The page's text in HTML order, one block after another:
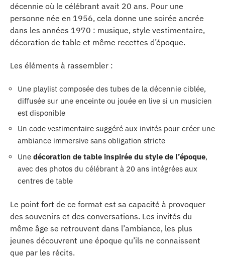
décennie où le célébrant avait 20 ans. Pour une
personne née en 1956, cela donne une soirée ancrée
dans les années 1970 : musique, style vestimentaire,
décoration de table et même recettes d’époque.
Les éléments à rassembler :
Une playlist composée des tubes de la décennie ciblée,
diffusée sur une enceinte ou jouée en live si un musicien
est disponible
Un code vestimentaire suggéré aux invités pour créer une
ambiance immersive sans obligation stricte
Une décoration de table inspirée du style de l’époque,
avec des photos du célébrant à 20 ans intégrées aux
centres de table
Le point fort de ce format est sa capacité à provoquer
des souvenirs et des conversations. Les invités du
même âge se retrouvent dans l’ambiance, les plus
jeunes découvrent une époque qu’ils ne connaissent
que par les récits.